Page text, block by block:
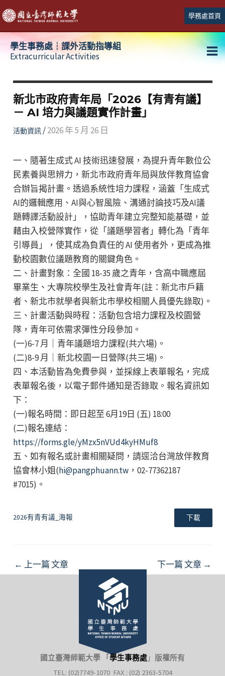
跳
至
主
學務處首頁
學生事務處┆課外活動指導組
Extracurricular Activities
新北市政府青年局「2026【有青有議】
－ AI 培力與議題實作計畫」
活動資訊/2026 年 5 月 26 日
一、隨著生成式 AI 技術迅速發展，為提升青年數位公
民素養與思辨力，新北市政府青年局與放伴教育協會
合辦旨揭計畫。透過系統性培力課程，涵蓋「生成式
AI的邏輯應用、AI與心智風險、溝通討論技巧及AI議
題轉譯活動設計」，協助青年建立完整知能基礎，並
藉由入校營隊實作，從「議題學習者」轉化為「青年
引導員」，使其成為負責任的 AI 使用者外，更成為推
動校園數位議題教育的關鍵角色。
二、計畫對象：全國 18-35 歲之青年，含高中職應屆
畢業生、大專院校學生及社會青年(註：新北市戶籍
者、新北市就學者與新北市學校相關人員優先錄取)。
三、計畫活動與時程：活動包含培力課程及校園營
隊，青年可依需求彈性分段參加。
(一)6-7 月｜青年議題培力課程(共六場)。
(二)8-9 月｜新北校園一日營隊(共三場)。
四、本活動皆為免費參與，並採線上表單報名，完成
表單報名後，以電子郵件通知是否錄取。報名資訊如
下：
(一)報名時間：即日起至 6月19日 (五) 18:00
(二)報名連結：
https://forms.gle/yMzx5nVUd4kyHMuf8
五、如有報名或計畫相關疑問，請逕洽台灣放伴教育
協會林小姐(hi@pangphuann.tw，02-77362187
#7015)。
2026有青有議_海報 下載
Post
navigation
← 上一篇 文章 下一篇 文章 →
國立臺灣師範大學 「 學生事務處 」 版權所有
TEL: (02)7749-1070 FAX : (02) 2363-5704